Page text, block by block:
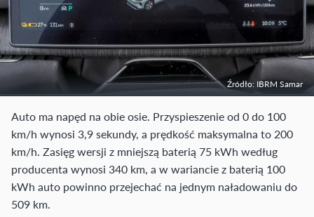
Źródło: IBRM Samar
Auto ma napęd na obie osie. Przyspieszenie od 0 do 100
km/h wynosi 3,9 sekundy, a prędkość maksymalna to 200
km/h. Zasięg wersji z mniejszą baterią 75 kWh według
producenta wynosi 340 km, a w wariancie z baterią 100
kWh auto powinno przejechać na jednym naładowaniu do
509 km.